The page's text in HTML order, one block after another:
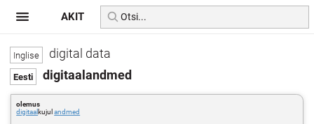
digital data
digitaalandmed
olemus
digitaal kujulandmed
AKIT